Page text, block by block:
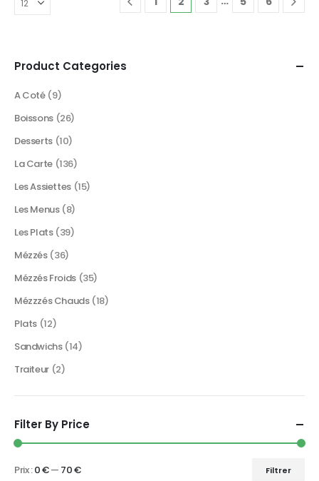
Product Categories
A Coté (9)
Boissons (26)
Desserts (10)
La Carte (136)
Les Assiettes (15)
Les Menus (8)
Les Plats (39)
Mézzés (36)
Mézzés Froids (35)
Mézzzés Chauds (18)
Plats (12)
Sandwichs (14)
Traiteur (2)
Filter By Price
Filtrer
Prix :0 €— 70 €